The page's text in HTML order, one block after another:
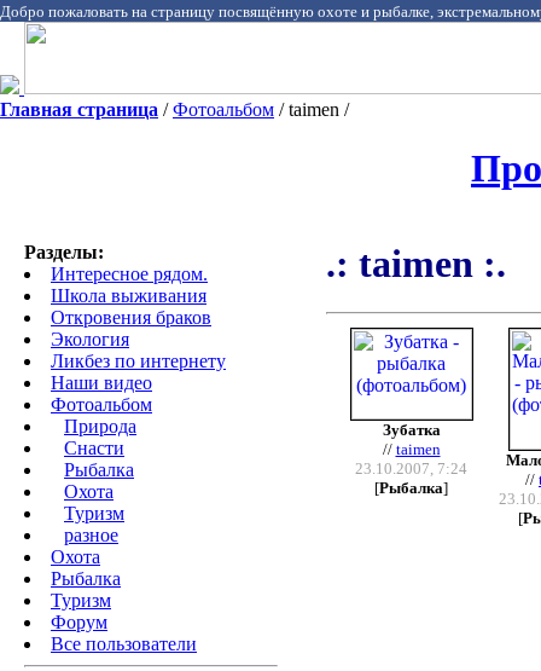
Добро пожаловать на страницу посвящённую охоте и рыбалке,
Главная страница /Фотоальбом / taimen /
Разделы:
Интересное рядом.
Школа выживания
Откровения браков
Экология
Ликбез по интернету
Наши видео
Фотоальбом
Природа
Cнасти
Рыбалка
Охота
Туризм
разное
Охота
Pыбалка
Туризм
Форум
Все пользователи
.: taimen :.
Зубатка
// taimen
23.10.2007, 7:24
[Рыбалка]
//
[